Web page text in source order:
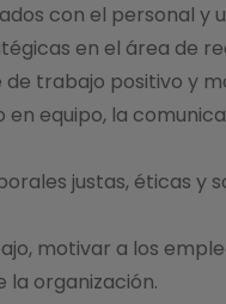
con el personal y
en el área de
trabajo positivo y
equipo, la
justas, éticas y
motivar a los
la organización.